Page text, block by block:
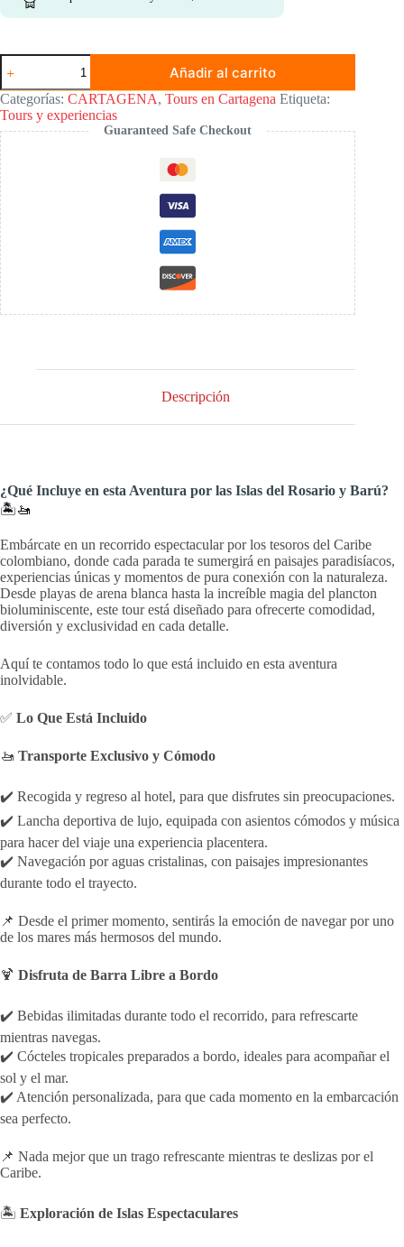
Excursión
Islas
en
Cartagena
cantidad
Añadir al carrito
Categorías: CARTAGENA, Tours en Cartagena Etiqueta:
Tours y experiencias
Guaranteed Safe Checkout
Descripción
¿Qué Incluye en esta Aventura por las Islas del Rosario y Barú?
🏝️🚤
Embárcate en un recorrido espectacular por los tesoros del Caribe
colombiano, donde cada parada te sumergirá en paisajes paradisíacos,
experiencias únicas y momentos de pura conexión con la naturaleza.
Desde playas de arena blanca hasta la increíble magia del plancton
bioluminiscente, este tour está diseñado para ofrecerte comodidad,
diversión y exclusividad en cada detalle.
Aquí te contamos todo lo que está incluido en esta aventura
inolvidable.
✅ Lo Que Está Incluido
🚤 Transporte Exclusivo y Cómodo
✔️ Recogida y regreso al hotel, para que disfrutes sin preocupaciones.
✔️ Lancha deportiva de lujo, equipada con asientos cómodos y música
para hacer del viaje una experiencia placentera.
✔️ Navegación por aguas cristalinas, con paisajes impresionantes
durante todo el trayecto.
📌 Desde el primer momento, sentirás la emoción de navegar por uno
de los mares más hermosos del mundo.
🍹 Disfruta de Barra Libre a Bordo
✔️ Bebidas ilimitadas durante todo el recorrido, para refrescarte
mientras navegas.
✔️ Cócteles tropicales preparados a bordo, ideales para acompañar el
sol y el mar.
✔️ Atención personalizada, para que cada momento en la embarcación
sea perfecto.
📌 Nada mejor que un trago refrescante mientras te deslizas por el
Caribe.
🏝️ Exploración de Islas Espectaculares